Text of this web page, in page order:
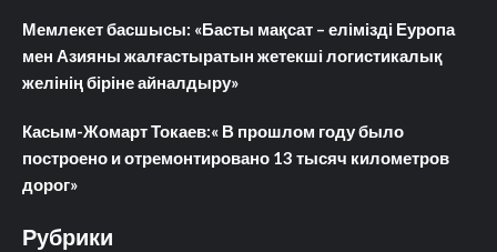
Мемлекет басшысы: «Басты мақсат – елімізді Еуропа
мен Азияны жалғастыратын жетекші логистикалық
желінің біріне айналдыру»
Касым-Жомарт Токаев:« В прошлом году было
построено и отремонтировано 13 тысяч километров
дорог»
Рубрики